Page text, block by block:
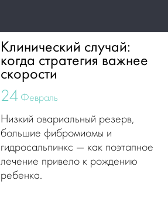
Клинический случай:
когда стратегия важнее
скорости
24 Февраль
Низкий овариальный резерв,
большие фибромиомы и
гидросальпинкс — как поэтапное
лечение привело к рождению
ребенка.